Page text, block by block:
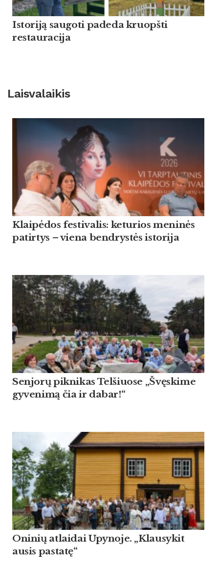
Istoriją saugoti padeda kruopšti
restauracija
Laisvalaikis
Klaipėdos festivalis: keturios meninės
patirtys – viena bendrystės istorija
Sen­jorų pik­ni­kas Tel­šiuo­se „Švęski­me
gy­ve­nimą čia ir da­bar!“
Oninių atlaidai Upynoje. „Klausykit
ausis pastatę“